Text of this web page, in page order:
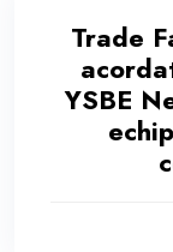
Trade
YSBE